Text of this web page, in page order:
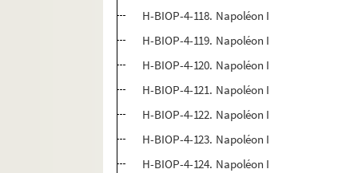
H-BIOP-4-118. Napoléon I
H-BIOP-4-119. Napoléon I
H-BIOP-4-120. Napoléon I
H-BIOP-4-121. Napoléon I
H-BIOP-4-122. Napoléon I
H-BIOP-4-123. Napoléon I
H-BIOP-4-124. Napoléon I